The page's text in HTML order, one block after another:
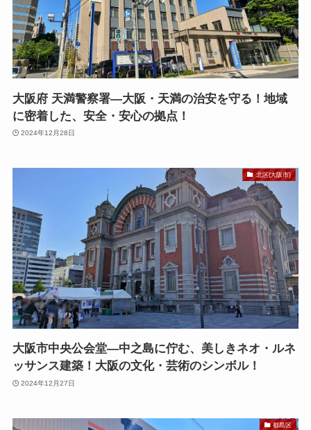
大阪府 天満警察署—大阪・天満の治安を守る！地域
に密着した、安全・安心の拠点！
2024年12月28日
北区(大阪市)
大阪市中央公会堂—中之島に佇む、美しきネオ・ルネ
ッサンス建築！大阪の文化・芸術のシンボル！
2024年12月27日
都島区